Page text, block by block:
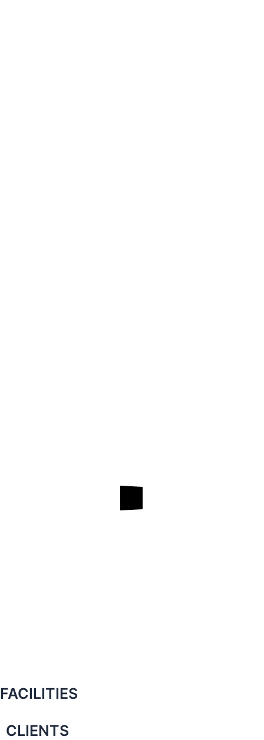
FACILITIES
CLIENTS